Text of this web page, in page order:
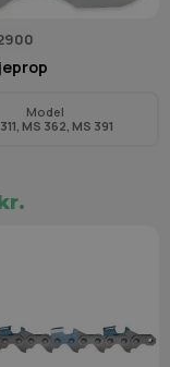
Model
MS 362, MS 391